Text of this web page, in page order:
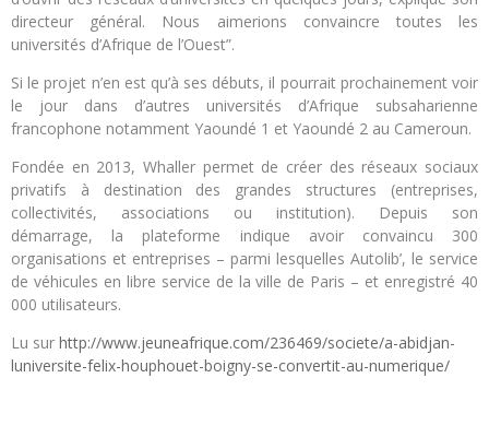
directeur général. Nous aimerions convaincre toutes les
universités d’Afrique de l’Ouest”.
Si le projet n’en est qu’à ses débuts, il pourrait prochainement voir
le jour dans d’autres universités d’Afrique subsaharienne
francophone notamment Yaoundé 1 et Yaoundé 2 au Cameroun.
Fondée en 2013, Whaller permet de créer des réseaux sociaux
privatifs à destination des grandes structures (entreprises,
collectivités, associations ou institution). Depuis son
démarrage, la plateforme indique avoir convaincu 300
organisations et entreprises – parmi lesquelles Autolib’, le service
de véhicules en libre service de la ville de Paris – et enregistré 40
000 utilisateurs.
Lu sur http://www.jeuneafrique.com/236469/societe/a-abidjan-
luniversite-felix-houphouet-boigny-se-convertit-au-numerique/